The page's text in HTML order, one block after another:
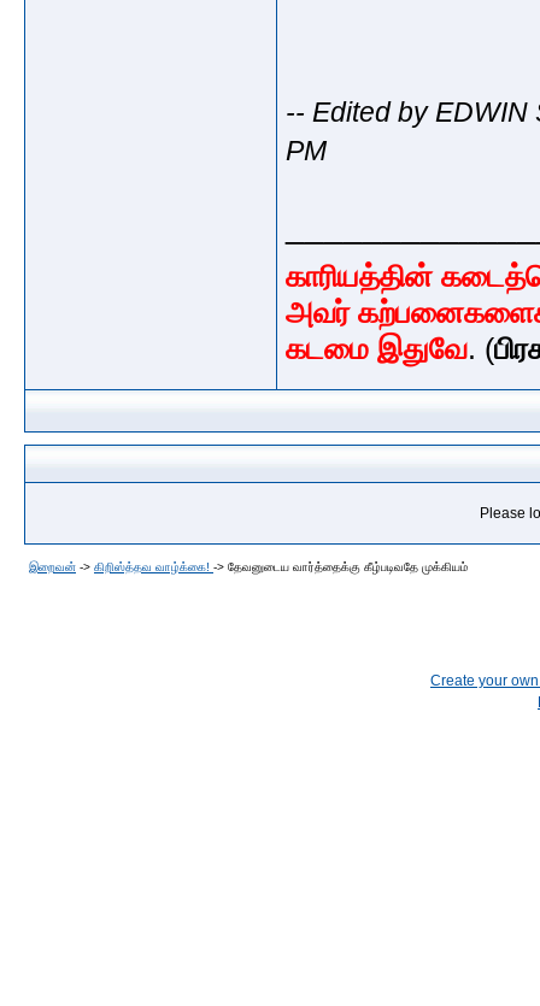
-- Edited by EDWIN
PM
காரியத்தின்
அவர் கற்பனைகளைக்
கடமை இதுவே. (
Please
இறைவன் -> கிறிஸ்த்தவ வாழ்க்கை! -> தேவனுடைய வார்த்தைக்கு கீழ்படிவதே முக்கியம்
Create your